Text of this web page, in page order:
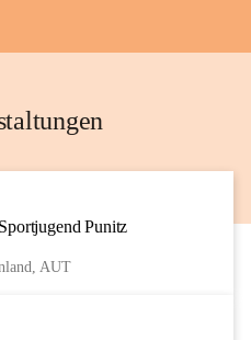
Punitz
AUT